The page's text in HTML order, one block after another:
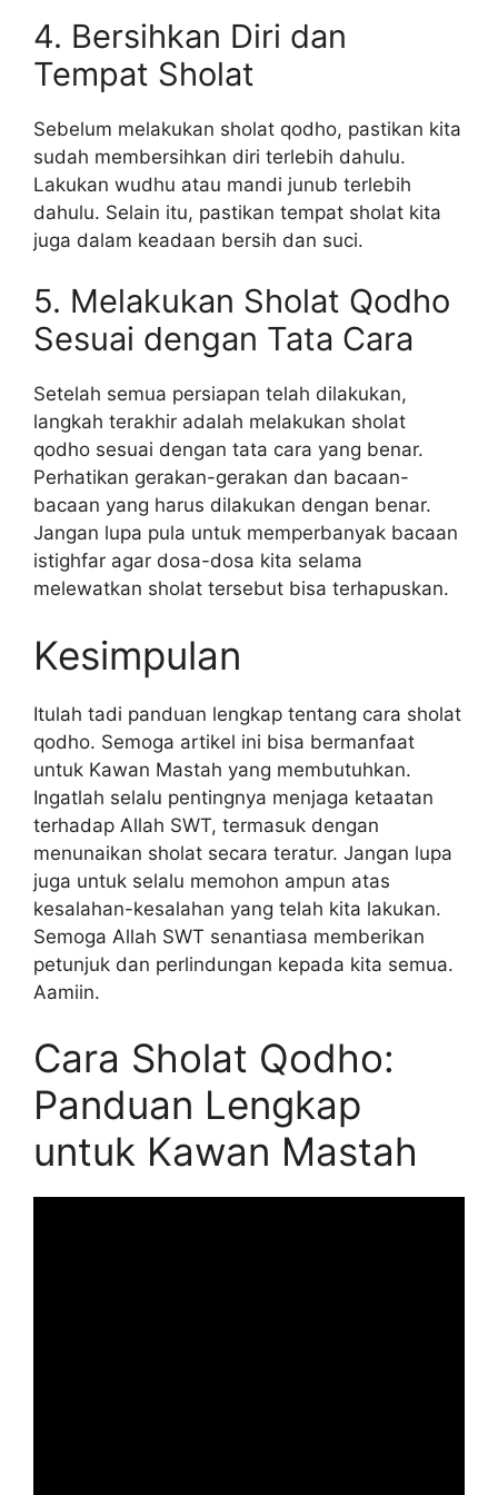
4. Bersihkan Diri dan
Tempat Sholat
Sebelum melakukan sholat qodho, pastikan kita
sudah membersihkan diri terlebih dahulu.
Lakukan wudhu atau mandi junub terlebih
dahulu. Selain itu, pastikan tempat sholat kita
juga dalam keadaan bersih dan suci.
5. Melakukan Sholat Qodho
Sesuai dengan Tata Cara
Setelah semua persiapan telah dilakukan,
langkah terakhir adalah melakukan sholat
qodho sesuai dengan tata cara yang benar.
Perhatikan gerakan-gerakan dan bacaan-
bacaan yang harus dilakukan dengan benar.
Jangan lupa pula untuk memperbanyak bacaan
istighfar agar dosa-dosa kita selama
melewatkan sholat tersebut bisa terhapuskan.
Kesimpulan
Itulah tadi panduan lengkap tentang cara sholat
qodho. Semoga artikel ini bisa bermanfaat
untuk Kawan Mastah yang membutuhkan.
Ingatlah selalu pentingnya menjaga ketaatan
terhadap Allah SWT, termasuk dengan
menunaikan sholat secara teratur. Jangan lupa
juga untuk selalu memohon ampun atas
kesalahan-kesalahan yang telah kita lakukan.
Semoga Allah SWT senantiasa memberikan
petunjuk dan perlindungan kepada kita semua.
Aamiin.
Cara Sholat Qodho:
Panduan Lengkap
untuk Kawan Mastah